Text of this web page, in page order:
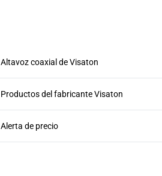
Altavoz coaxial de Visaton
Productos del fabricante Visaton
Alerta de precio